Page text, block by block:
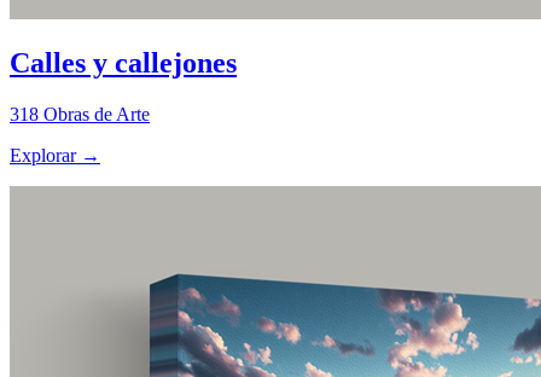
Calles y callejones
318 Obras de Arte
Explorar→